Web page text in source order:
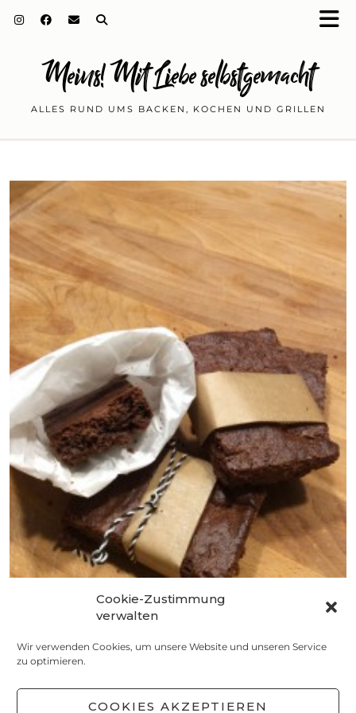
Cookie-Zustimmung
verwalten
Wir verwenden Cookies, um unsere Website und unseren Service
zu optimieren.
COOKIES AKZEPTIEREN
Meins! Mit Liebe selbstgemacht
ALLES RUND UMS BACKEN, KOCHEN UND GRILLEN
BACKEN
Brownies